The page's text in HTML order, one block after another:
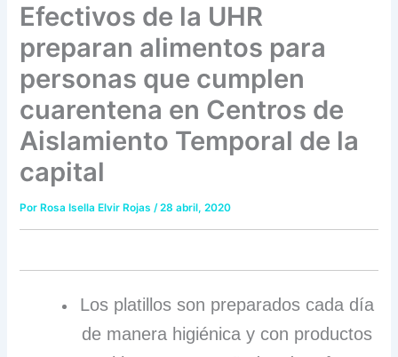
Efectivos de la UHR
preparan alimentos para
personas que cumplen
cuarentena en Centros de
Aislamiento Temporal de la
capital
Por Rosa Isella Elvir Rojas/28 abril, 2020
Los platillos son preparados cada día
de manera higiénica y con productos